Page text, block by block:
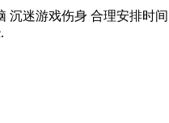
沉迷游戏伤身 合理安排时